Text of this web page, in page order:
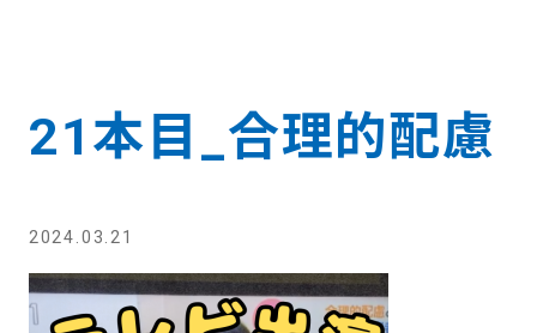
21本目_合理的配慮
2024.03.21